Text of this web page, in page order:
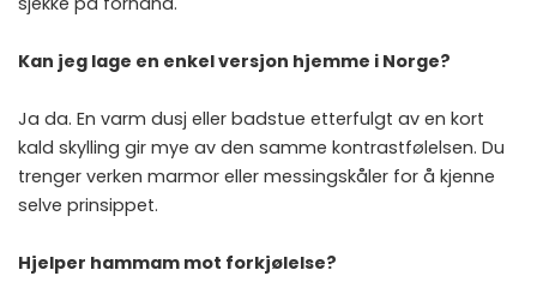
Kan jeg lage en enkel versjon hjemme i Norge?
Ja da. En varm dusj eller badstue etterfulgt av en kort
kald skylling gir mye av den samme kontrastfølelsen. Du
trenger verken marmor eller messingskåler for å kjenne
selve prinsippet.
Hjelper hammam mot forkjølelse?